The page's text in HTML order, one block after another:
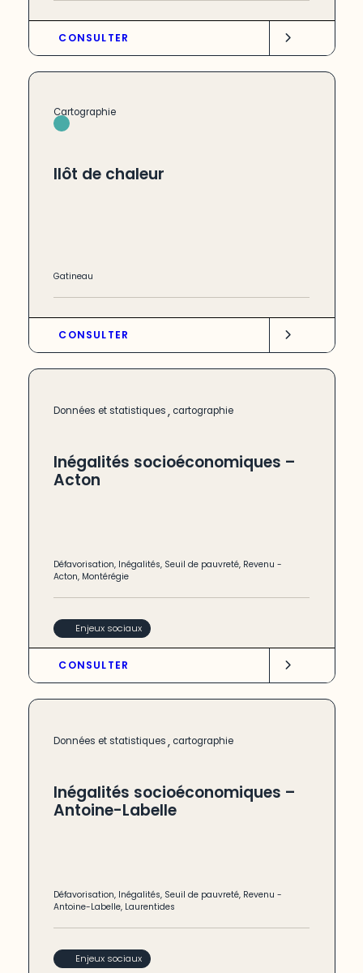
CONSULTER
Cartographie
Ilôt de chaleur
Gatineau
CONSULTER
Données et statistiques, cartographie
Inégalités socioéconomiques –
Acton
Défavorisation, Inégalités, Seuil de pauvreté, Revenu -
Acton, Montérégie
Enjeux sociaux
CONSULTER
Données et statistiques, cartographie
Inégalités socioéconomiques –
Antoine-Labelle
Défavorisation, Inégalités, Seuil de pauvreté, Revenu -
Antoine-Labelle, Laurentides
Enjeux sociaux